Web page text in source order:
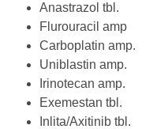
Anastrazol tbl.
Flurouracil amp
Carboplatin amp.
Uniblastin amp.
Irinotecan amp.
Exemestan tbl.
Inlita/Axitinib tbl.